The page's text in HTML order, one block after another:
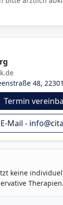
48,
Termin
E-Mail -
keine
Therapien.